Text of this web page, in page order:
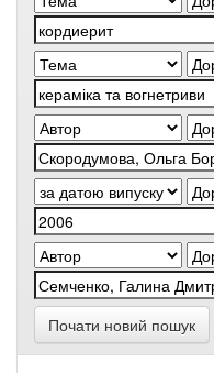
Почати новий пошук